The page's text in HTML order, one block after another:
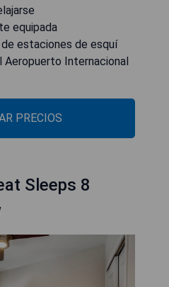
equipada
estaciones de esquí
Internacional
PRECIOS
Sleeps 8